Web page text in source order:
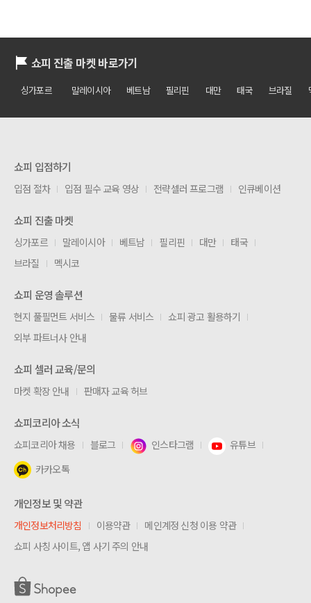
쇼피 진출 마켓 바로가기
싱가포르 말레이시아 베트남 필리핀 대만 태국 브라질
쇼피 입점하기
입점 절차 입점 필수 교육 영상 전략셀러 프로그램 인큐베이션
쇼피 진출 마켓
싱가포르 말레이시아 베트남 필리핀 대만
태국
브라질
멕시코
쇼피 운영 솔루션
현지 풀필먼트 서비스 물류 서비스
쇼피 광고 활용하기
외부 파트너사 안내
쇼피 셀러 교육/문의
마켓 확장 안내 판매자 교육 허브
쇼피코리아 소식
쇼피코리아 채용 블로그 인스타그램
유튜브
카카오톡
개인정보 및 약관
개인정보처리방침 이용약관
메인계정 신청 이용 약관
쇼피 사칭 사이트, 앱 사기 주의 안내